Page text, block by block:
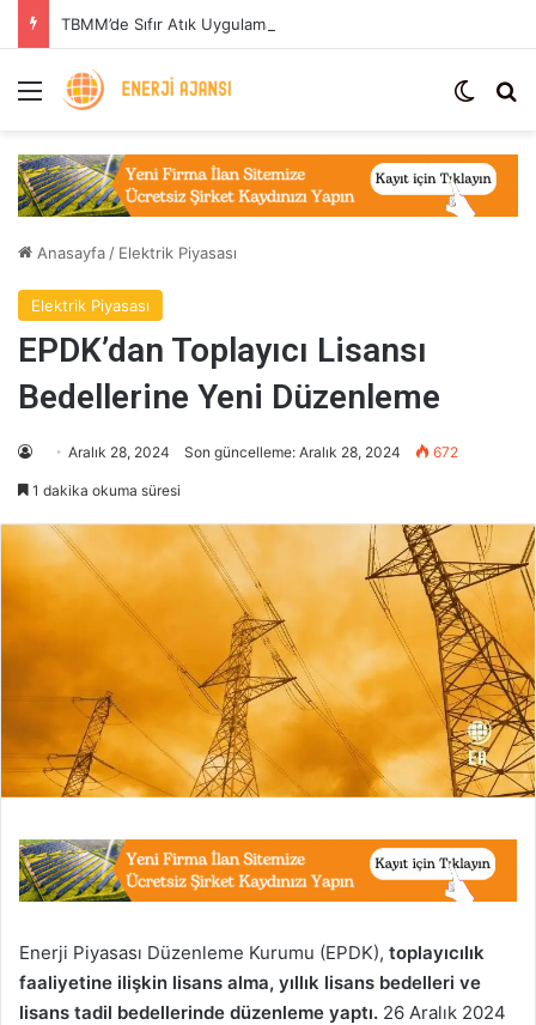
Menü Dış
Anasayfa / Elektrik Piyasası
Elektrik Piyasası
EPDK’dan Toplayıcı Lisansı
Bedellerine Yeni Düzenleme
Aralık 28, 2024 Son güncelleme: Aralık 28, 2024 672
1 dakika okuma süresi
Enerji Piyasası Düzenleme Kurumu (EPDK), toplayıcılık
faaliyetine ilişkin lisans alma, yıllık lisans bedelleri ve
lisans tadil bedellerinde düzenleme yaptı. 26 Aralık 2024